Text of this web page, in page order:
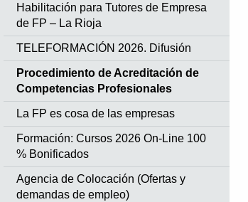
Habilitación para Tutores de Empresa
de FP – La Rioja
TELEFORMACIÓN 2026. Difusión
Procedimiento de Acreditación de
Competencias Profesionales
La FP es cosa de las empresas
Formación: Cursos 2026 On-Line 100
% Bonificados
Agencia de Colocación (Ofertas y
demandas de empleo)